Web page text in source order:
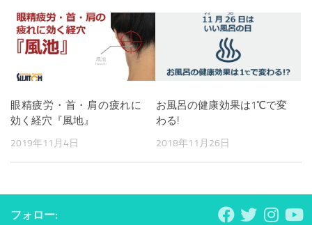
眼精疲労・首・肩の疲れに
効く経穴『風地』
2019年11月4日
お風呂の健康効果は1℃で変
わる!
2018年11月26日
フォロー: